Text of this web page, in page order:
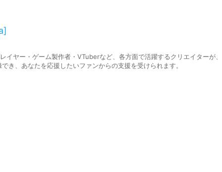
ヤー・ゲーム製作者・VTuberなど、各方面で活躍するクリエイターが
き、あなたを応援したいファンからの支援を受けられます。